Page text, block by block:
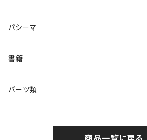
パシーマ
書籍
パーツ類